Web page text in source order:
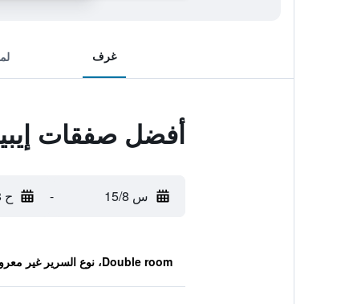
غرف
أفضل صفقات
س 15/8 - ح 16/8
Double room، نوع السرير غير معروف